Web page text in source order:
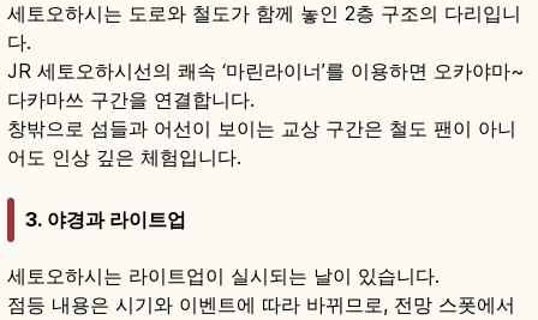
세토오하시는 도로와 철도가 함께 놓인 2층 구조의 다리입니
다.
JR 세토오하시선의 쾌속 ‘마린라이너’를 이용하면 오카야마~
다카마쓰 구간을 연결합니다.
창밖으로 섬들과 어선이 보이는 교상 구간은 철도 팬이 아니
어도 인상 깊은 체험입니다.
3. 야경과 라이트업
세토오하시는 라이트업이 실시되는 날이 있습니다.
점등 내용은 시기와 이벤트에 따라 바뀌므로, 전망 스폿에서